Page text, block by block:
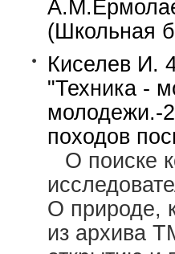
(Школьная
Киселев И.
"Техника -
молодежи.-
походов
О поиске
О природе,
из архива